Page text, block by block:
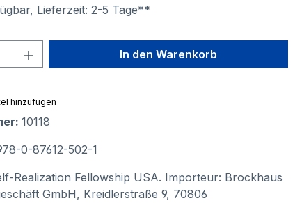
Lieferzeit: 2-5 Tage**
Gib den gewünschten Wert
In den Warenkorb
hinzufügen
10118
0-87612-502-1
Realization Fellowship USA. Importeur: Brockhaus
GmbH, Kreidlerstraße 9, 70806